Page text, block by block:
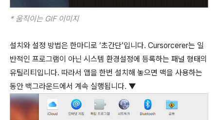
* 움직이는 GIF 이미지
설치와 설정 방법은 한마디로 ‘초간단’입니다. Cursorcerer는 일
반적인 프로그램이 아닌 시스템 환경설정에 등록하는 패널 형태의
유틸리티입니다. 따라서 앱을 한번 설치해 놓으면 맥을 사용하는
동안 백그라운드에서 계속 실행됩니다. ▼